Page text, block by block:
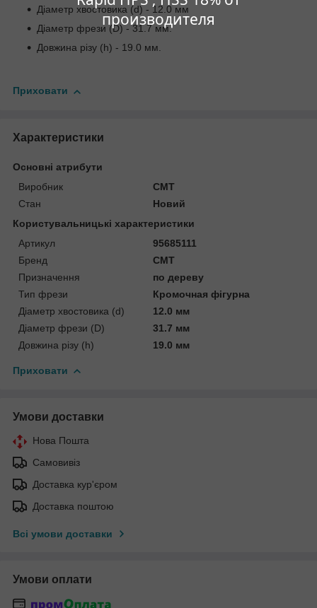
производителя
Діаметр хвостовика (d) - 12.0 мм
Діаметр фрези (D) - 31.7 мм.
Довжина різу (h) - 19.0 мм.
Приховати
Характеристики
Основні атрибути
Виробник
CMT
Стан
Новий
Користувальницькі характеристики
Артикул
95685111
Бренд
CMT
Призначення
по дереву
Тип фрези
Кромочная фігурна
Діаметр хвостовика (d)
12.0 мм
Діаметр фрези (D)
31.7 мм
Довжина різу (h)
19.0 мм
Приховати
Умови доставки
Нова Пошта
Самовивіз
Доставка кур'єром
Доставка поштою
Всі умови доставки
Умови оплати